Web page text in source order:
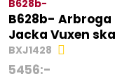
B628b-
B628b- Arbroga
Jacka Vuxen
BXJ1428
5456:-